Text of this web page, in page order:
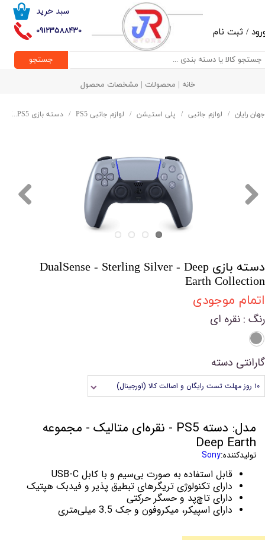
09123588430
۰ سبد خرید
/ ثبت نام
حساب کاربری من
تغییر گذر واژه
جستجو
خانه | محصولات | مشخصات محصول
جهان رایان لوازم جانبی پلی استیشن لوازم جانبی PS5 دسته بازی PS5
دسته بازی DualSense - Sterling Silver - Deep
Earth Collection
اتمام موجودی
رنگ : نقره ای
گارانتی دسته
۱۰ روز مهلت تست رایگان و اصالت کالا (اورجینال)
مدل: دسته PS5 - نقره‌ای متالیک - مجموعه
Deep Earth
تولیدکننده:Sony
قابل استفاده به صورت بی‌سیم و با کابل USB-C
دارای تکنولوژی تریگرهای تبطیق پذیر و فیدبک هپتیک
دارای تاچ‌پد و حسگر حرکتی
دارای اسپیکر، میکروفون و جک 3.5 میلی‌متری